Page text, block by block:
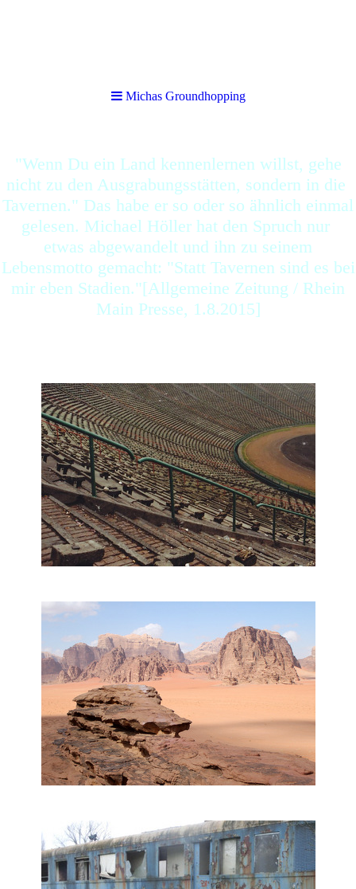
Michas Groundhopping
"Wenn Du ein Land kennenlernen willst, gehe
nicht zu den Ausgrabungsstätten, sondern in die
Tavernen." Das habe er so oder so ähnlich einmal
gelesen. Michael Höller hat den Spruch nur
etwas abgewandelt und ihn zu seinem
Lebensmotto gemacht: "Statt Tavernen sind es bei
mir eben Stadien."[Allgemeine Zeitung / Rhein
Main Presse, 1.8.2015]
Michas Groundhopping